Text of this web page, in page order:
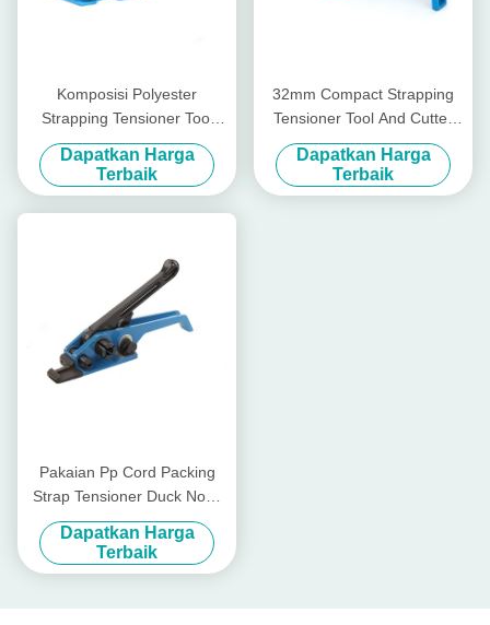
Komposisi Polyester
Strapping Tensioner Tool
Plastik Cord Poly Strapping
Tool
Dapatkan Harga
Terbaik
32mm Compact Strapping
Tensioner Tool And Cutter
Tool Strap 40mm Cord
Strapping Tensioner
Dapatkan Harga
Terbaik
Pakaian Pp Cord Packing
Strap Tensioner Duck Nose
Komoditas Manual Strapping
Tensioner
Dapatkan Harga
Terbaik